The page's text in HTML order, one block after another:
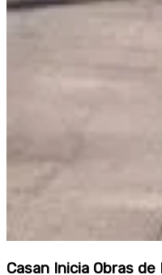
Casan Inicia Obras